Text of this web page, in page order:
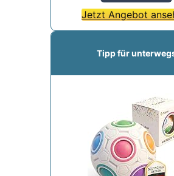
Jetzt Angebot
Tipp für